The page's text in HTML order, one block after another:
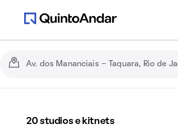
20 studios e kitnets